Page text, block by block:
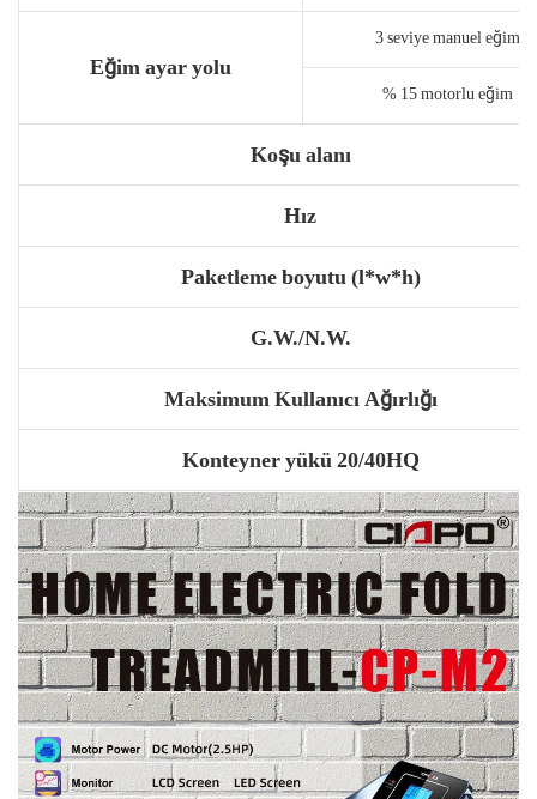
Eğim ayar yolu
3 seviye manuel eğim
% 15 motorlu eğim
Koşu alanı
Hız
Paketleme boyutu (l*w*h)
G.W./N.W.
Maksimum Kullanıcı Ağırlığı
Konteyner yükü 20/40HQ